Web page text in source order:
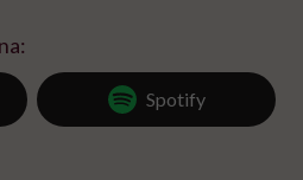
Spotify